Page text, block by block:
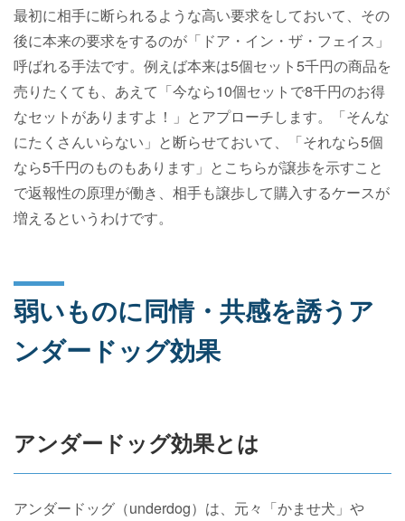
最初に相手に断られるような高い要求をしておいて、その
後に本来の要求をするのが「ドア・イン・ザ・フェイス」
呼ばれる手法です。例えば本来は5個セット5千円の商品を
売りたくても、あえて「今なら10個セットで8千円のお得
なセットがありますよ！」とアプローチします。「そんな
にたくさんいらない」と断らせておいて、「それなら5個
なら5千円のものもあります」とこちらが譲歩を示すこと
で返報性の原理が働き、相手も譲歩して購入するケースが
増えるというわけです。
弱いものに同情・共感を誘うア
ンダードッグ効果
アンダードッグ効果とは
アンダードッグ（underdog）は、元々「かませ犬」や